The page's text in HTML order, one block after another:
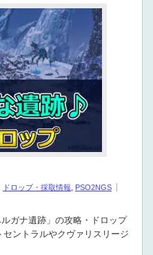
ドロップ・採取情報
PSO2NGS
ガナ遺跡」の攻略・ドロップ
ントラルやクヴァリスリージ